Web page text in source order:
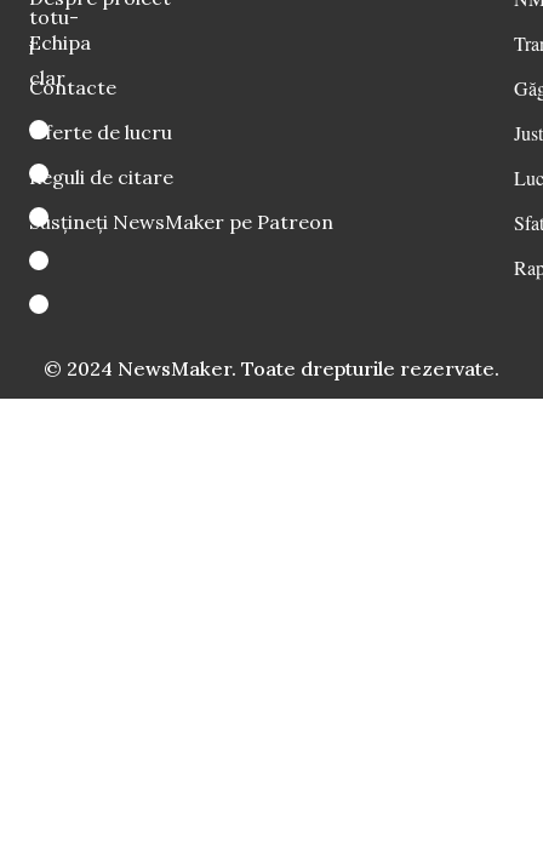
totu-
i
clar
Echipa
Contacte
Oferte de lucru
Reguli de citare
Susțineți NewsMaker pe Patreon
© 2024 NewsMaker. Toate drepturile rezervate.